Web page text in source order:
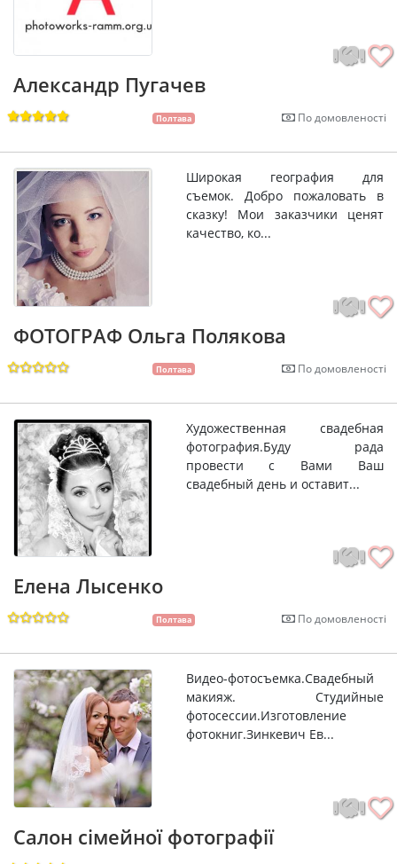
Александр Пугачев
Полтава По домовленості
Широкая география для
съемок. Добро пожаловать в
сказку! Мои заказчики ценят
качество, ко...
ФОТОГРАФ Ольга Полякова
Полтава По домовленості
Художественная свадебная
фотография.Буду рада
провести с Вами Ваш
свадебный день и оставит...
Елена Лысенко
Полтава По домовленості
Видео-фотосъемка.Свадебный
макияж. Студийные
фотосессии.Изготовление
фотокниг.Зинкевич Ев...
Cалон сімейної фотографії